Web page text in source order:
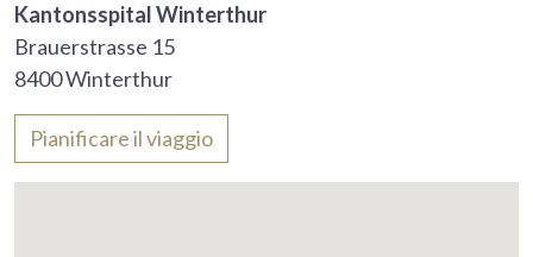
Kantonsspital Winterthur
Brauerstrasse 15
8400 Winterthur
Pianificare il viaggio